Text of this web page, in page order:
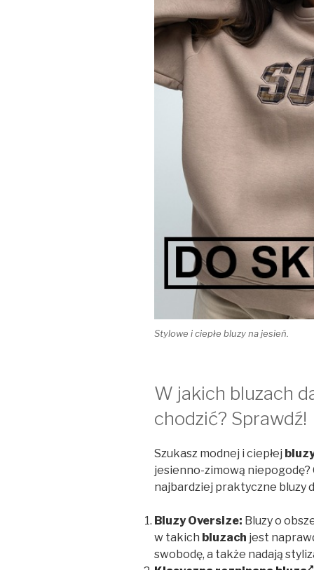
Stylowe i ciepłe bluzy na jesień.
W jakich bluzach
chodzić? Sprawdź!
Szukasz modnej i ciepłej
jesienno-zimową niepogodę?
najbardziej praktyczne bluzy
Bluzy Oversize: Bluzy o
w takich bluzach jest
swobodę, a także nadają